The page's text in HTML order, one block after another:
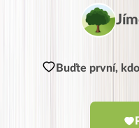
Buďte první,